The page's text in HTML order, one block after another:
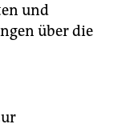
und
über die